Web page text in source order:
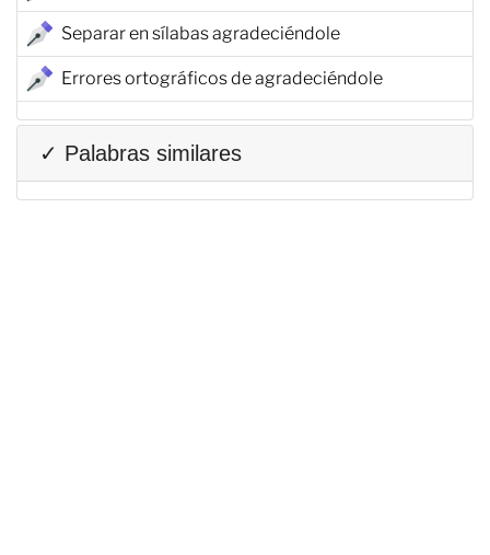
Separar en sílabas agradeciéndole
Errores ortográficos de agradeciéndole
✓ Palabras similares